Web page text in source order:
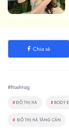
Chia sẻ
#Hashtag
#ĐỖ THỊ HÀ # BODY
# ĐỖ THỊ HÀ TĂNG CÂN